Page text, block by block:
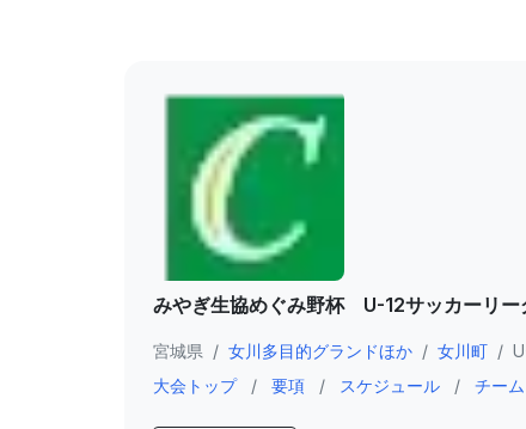
みやぎ生協めぐみ野杯 U-12サッカーリ
宮城県 / 女川多目的グランドほか / 女川町 /
大会トップ
/ 要項 / スケジュール / チーム